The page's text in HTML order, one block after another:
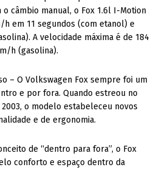
câmbio manual, o Fox 1.6l I-Motion
em 11 segundos (com etanol) e
A velocidade máxima é de 184
h (gasolina).
– O Volkswagen Fox sempre foi um
e por fora. Quando estreou no
o modelo estabeleceu novos
e de ergonomia.
de “dentro para fora”, o Fox
conforto e espaço dentro da